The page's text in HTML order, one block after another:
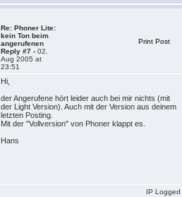
Re: Phoner Lite:
kein Ton beim
angerufenen
Reply #7 - 02.
Aug 2005 at
23:51
Print Post
Hi,
der Angerufene hört leider auch bei mir nichts (mit
der Light Version). Auch mit der Version aus deinem
letzten Posting.
Mit der "Vollversion" von Phoner klappt es.
Hans
IP Logged